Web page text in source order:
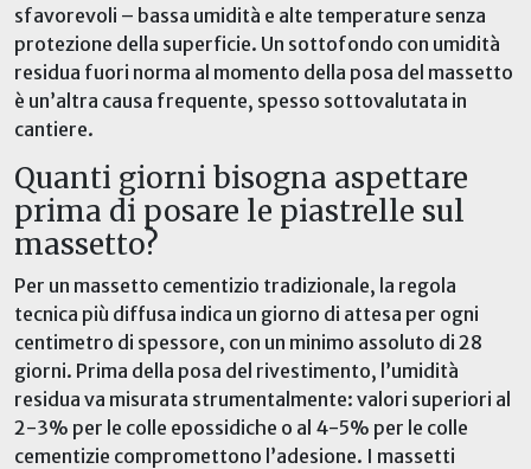
sfavorevoli – bassa umidità e alte temperature senza
protezione della superficie. Un sottofondo con umidità
residua fuori norma al momento della posa del massetto
è un’altra causa frequente, spesso sottovalutata in
cantiere.
Quanti giorni bisogna aspettare
prima di posare le piastrelle sul
massetto?
Per un massetto cementizio tradizionale, la regola
tecnica più diffusa indica un giorno di attesa per ogni
centimetro di spessore, con un minimo assoluto di 28
giorni. Prima della posa del rivestimento, l’umidità
residua va misurata strumentalmente: valori superiori al
2-3% per le colle epossidiche o al 4-5% per le colle
cementizie compromettono l’adesione. I massetti